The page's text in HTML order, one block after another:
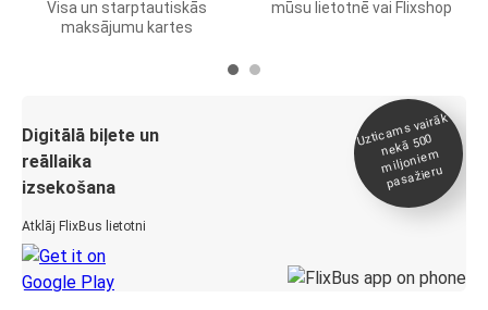
Visa un starptautiskās
maksājumu kartes
mūsu lietotnē vai Flixshop
Digitālā biļete un
reāllaika
izsekošana
Atklāj FlixBus lietotni
Uztica
ms vairāk
nekā 500
miljonie
m
pasažieru